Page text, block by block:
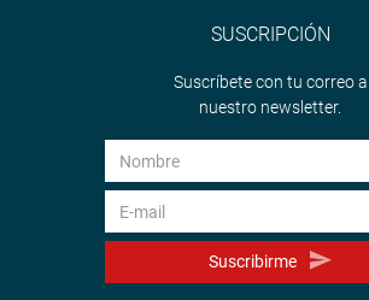
SUSCRIPCIÓN
Suscríbete con tu correo a
nuestro newsletter.
Suscribirme